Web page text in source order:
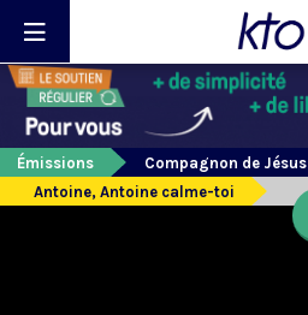
Émissions
Compagnon de Jésus
Antoine, Antoine calme-toi